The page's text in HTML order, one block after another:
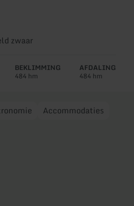
zwaar
BEKLIMMING
484 hm
AFDALING
484 hm
Accommodaties